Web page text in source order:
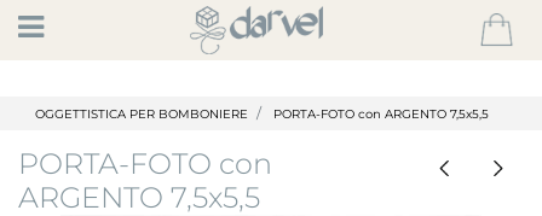
Open
OGGETTISTICA PER BOMBONIERE PORTA-FOTO con ARGENTO 7,5x5,5
PORTA-FOTO con
ARGENTO 7,5x5,5